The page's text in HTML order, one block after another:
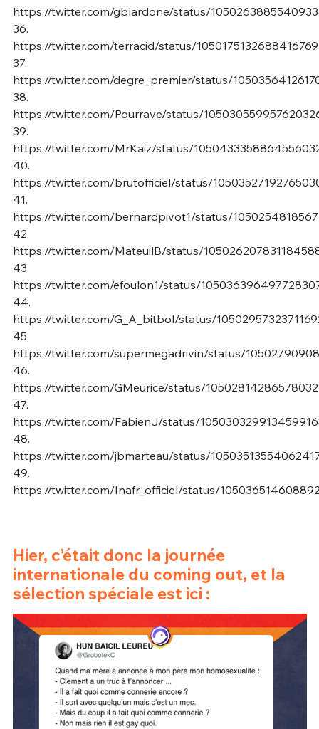
https://twitter.com/gblardone/status/
36.
https://twitter.com/terracid/status/1050175132688416769
37.
https://twitter.com/degre_premier/status/
38.
https://twitter.com/Pourrave/status/
39.
https://twitter.com/MrKaiz/status/
40.
https://twitter.com/brutofficiel/status/
41.
https://twitter.com/bernardpivot1/status/
42.
https://twitter.com/MateuilB/status/
43.
https://twitter.com/efoulon1/status/
44.
https://twitter.com/G_A_bitbol/status/
45.
https://twitter.com/supermegadrivin/status/
46.
https://twitter.com/GMeurice/status/
47.
https://twitter.com/FabienJ/status/
48.
https://twitter.com/jbmarteau/status/
49.
https://twitter.com/Inafr_officiel/status/
Hier, c’était donc la journée
internationale du coming out, et la
sélection spéciale est ici :